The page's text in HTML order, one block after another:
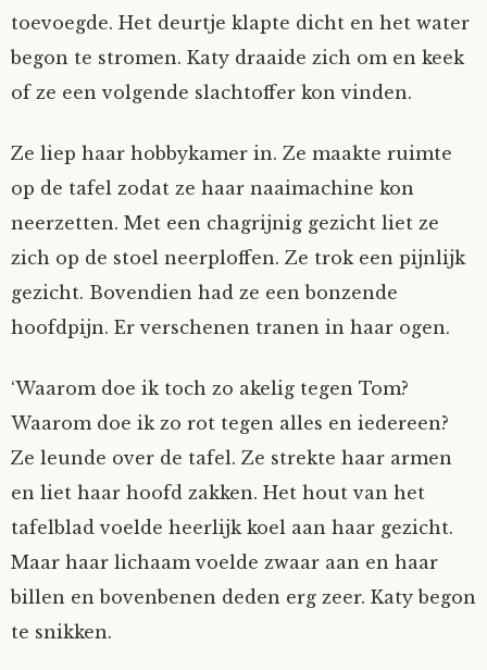
toevoegde. Het deurtje klapte dicht en het water
begon te stromen. Katy draaide zich om en keek
of ze een volgende slachtoffer kon vinden.
Ze liep haar hobbykamer in. Ze maakte ruimte
op de tafel zodat ze haar naaimachine kon
neerzetten. Met een chagrijnig gezicht liet ze
zich op de stoel neerploffen. Ze trok een pijnlijk
gezicht. Bovendien had ze een bonzende
hoofdpijn. Er verschenen tranen in haar ogen.
‘Waarom doe ik toch zo akelig tegen Tom?
Waarom doe ik zo rot tegen alles en iedereen?
Ze leunde over de tafel. Ze strekte haar armen
en liet haar hoofd zakken. Het hout van het
tafelblad voelde heerlijk koel aan haar gezicht.
Maar haar lichaam voelde zwaar aan en haar
billen en bovenbenen deden erg zeer. Katy begon
te snikken.